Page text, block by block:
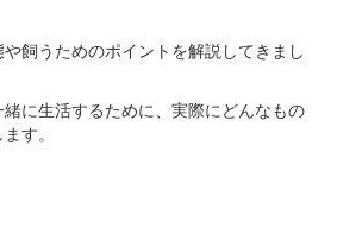
飼うためのポイントを解説してきまし
に生活するために、実際にどんなもの
す。